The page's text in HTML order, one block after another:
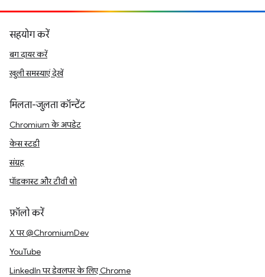
सहयोग करें
बग दायर करें
खुली समस्याएं देखें
मिलता-जुलता कॉन्टेंट
Chromium के अपडेट
केस स्टडी
संग्रह
पॉडकास्ट और टीवी शो
फ़ॉलो करें
X पर @ChromiumDev
YouTube
LinkedIn पर डेवलपर के लिए Chrome